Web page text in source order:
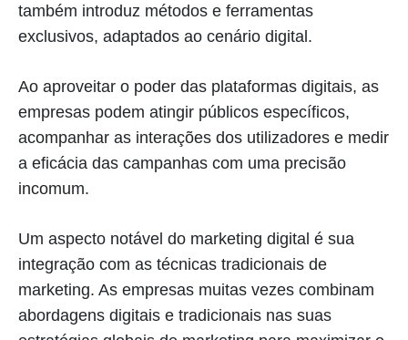
também introduz métodos e ferramentas
exclusivos, adaptados ao cenário digital.
Ao aproveitar o poder das plataformas digitais, as
empresas podem atingir públicos específicos,
acompanhar as interações dos utilizadores e medir
a eficácia das campanhas com uma precisão
incomum.
Um aspecto notável do marketing digital é sua
integração com as técnicas tradicionais de
marketing. As empresas muitas vezes combinam
abordagens digitais e tradicionais nas suas